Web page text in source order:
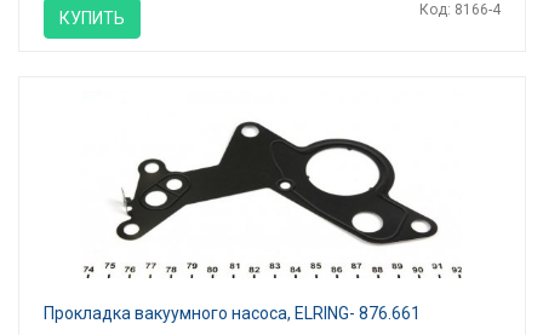
КУПИТЬ Код: 8166-4
Прокладка вакуумного насоса, ELRING- 876.661